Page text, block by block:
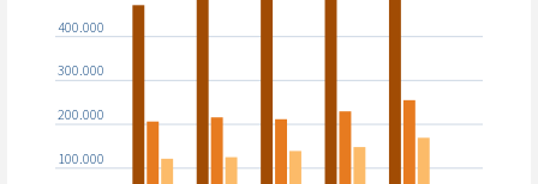
100.000
200.000
300.000
400.000